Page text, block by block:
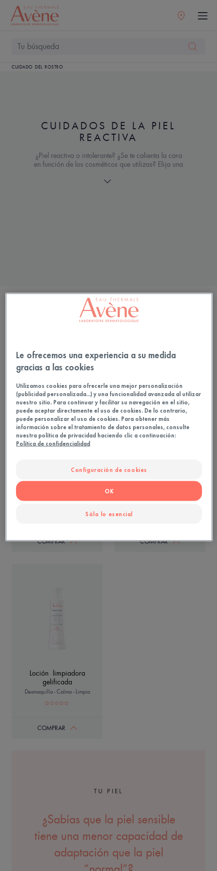
CUIDADO DEL ROSTRO
CUIDADOS DE LA PIEL
REACTIVA
¿Piel reactiva o intolerante? ¿Se te calienta la cara
en función de los cosméticos que utilizas? Elija una
formulada para calmar su piel hipersensible, ¡se
FILTRAR LOS PRODUCTOS
cutánea - Calma
COMPRAR
reparadora de Cosmética
COMPRAR
Loción limpiadora
gelificada
Desmaquilla - Calma - Limpia
COMPRAR
TU PIEL
¿Sabías que la piel sensible
tiene una menor capacidad de
adaptación que la piel
Le ofrecemos una experiencia a su medida
gracias a las cookies
Utilizamos cookies para ofrecerle una mejor personalización
(publicidad personalizada...) y una funcionalidad avanzada al utilizar
nuestro sitio. Para continuar y facilitar su navegación en el sitio,
puede aceptar directamente el uso de cookies. De lo contrario,
puede personalizar el uso de cookies. Para obtener más
información sobre el tratamiento de datos personales, consulte
nuestra política de privacidad haciendo clic a continuación:
Política de confidencialidad
Configuración de cookies
Sólo lo esencial
OK